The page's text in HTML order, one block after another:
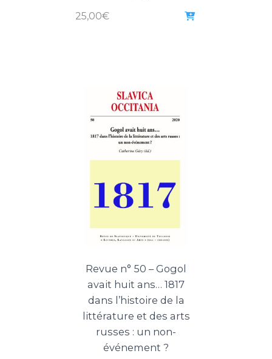
25,00€
Revue n° 50 – Gogol
avait huit ans… 1817
dans l’histoire de la
littérature et des arts
russes : un non-
événement ?